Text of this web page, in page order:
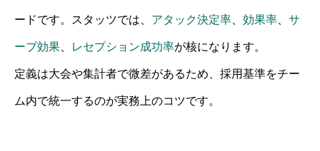
ードです。スタッツでは、 アタック決定率 効果率 サ
ーブ効果 レセプション成功率が核になります。
定義は大会や集計者で微差があるため、採用基準をチー
ム内で統一するのが実務上のコツです。